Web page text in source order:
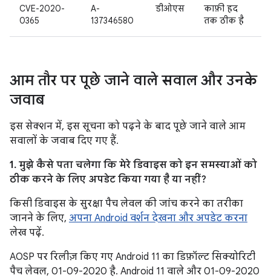
CVE-2020-
0365
A-
137346580
डीओएस
काफ़ी हद
तक ठीक है
आम तौर पर पूछे जाने वाले सवाल और उनके
जवाब
इस सेक्शन में, इस सूचना को पढ़ने के बाद पूछे जाने वाले आम
सवालों के जवाब दिए गए हैं.
1. मुझे कैसे पता चलेगा कि मेरे डिवाइस को इन समस्याओं को
ठीक करने के लिए अपडेट किया गया है या नहीं?
किसी डिवाइस के सुरक्षा पैच लेवल की जांच करने का तरीका
जानने के लिए, अपना Android वर्शन देखना और अपडेट करना
लेख पढ़ें.
AOSP पर रिलीज़ किए गए Android 11 का डिफ़ॉल्ट सिक्योरिटी
पैच लेवल, 01-09-2020 है. Android 11 वाले और 01-09-2020